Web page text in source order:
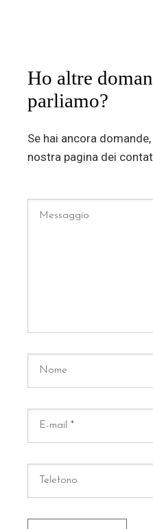
Ho altre
parliamo?
Se hai ancora
nostra pagina dei